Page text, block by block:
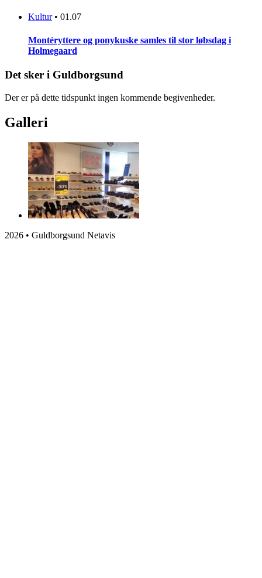
Kultur • 01.07
Montéryttere og ponykuske samles til stor løbsdag i
Holmegaard
Det sker i Guldborgsund
Der er på dette tidspunkt ingen kommende begivenheder.
Galleri
2026 • Guldborgsund Netavis